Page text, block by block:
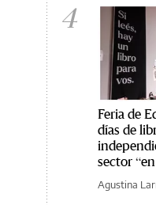
4
Feria de
días de
sector
Agustina